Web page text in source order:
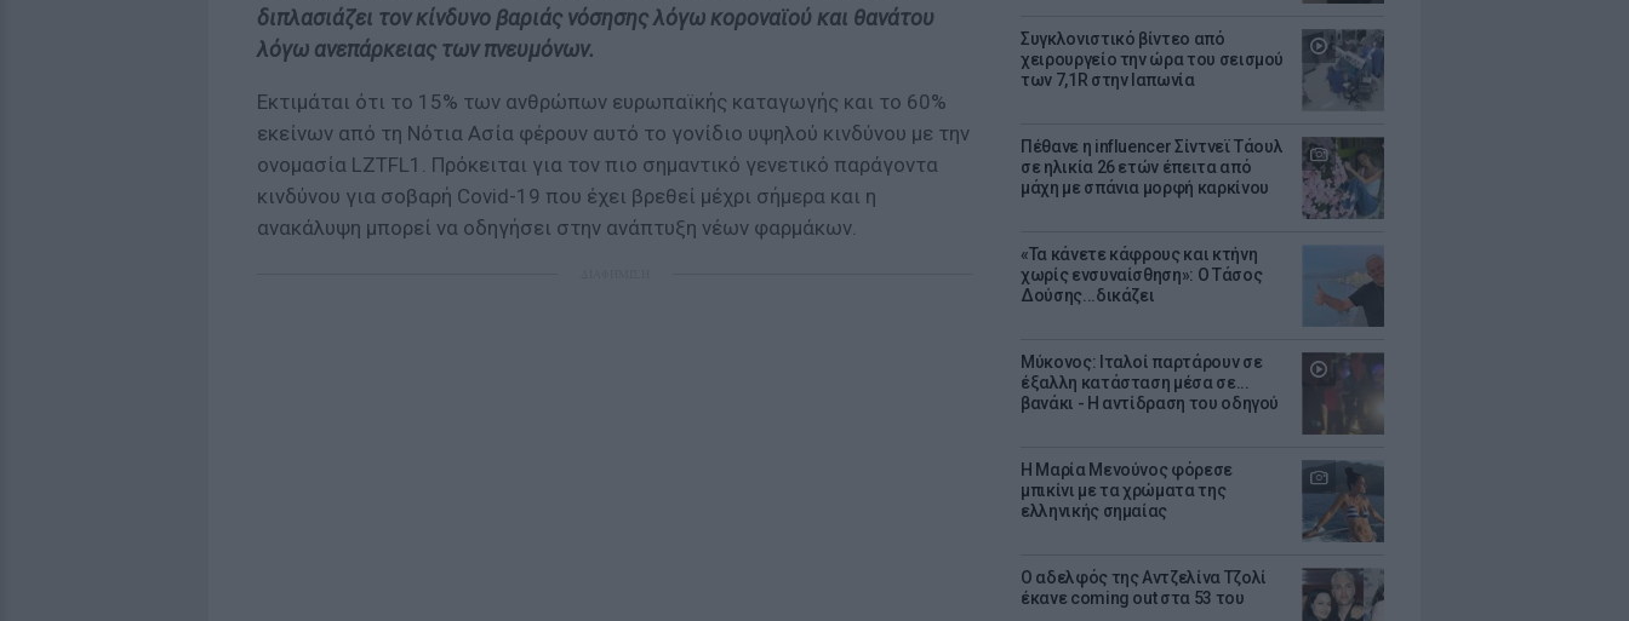
Συγκλονιστικό βίντεο από
χειρουργείο την ώρα του σεισμού
των 7,1R στην Ιαπωνία
Πέθανε η influencer Σίντνεϊ Τάουλ
σε ηλικία 26 ετών έπειτα από
μάχη με σπάνια μορφή καρκίνου
«Τα κάνετε κάφρους και κτήνη
χωρίς ενσυναίσθηση»: Ο Τάσος
Δούσης...δικάζει
Μύκονος: Ιταλοί παρτάρουν σε
έξαλλη κατάσταση μέσα σε...
βανάκι - Η αντίδραση του οδηγού
Η Μαρία Μενούνος φόρεσε
μπικίνι με τα χρώματα της
ελληνικής σημαίας
Ο αδελφός της Αντζελίνα Τζολί
έκανε coming out στα 53 του
διπλασιάζει τον κίνδυνο βαριάς νόσησης λόγω κοροναϊού και θανάτου
λόγω ανεπάρκειας των πνευμόνων.
Εκτιμάται ότι το 15% των ανθρώπων ευρωπαϊκής καταγωγής και το 60%
εκείνων από τη Νότια Ασία φέρουν αυτό το γονίδιο υψηλού κινδύνου με την
ονομασία LZTFL1. Πρόκειται για τον πιο σημαντικό γενετικό παράγοντα
κινδύνου για σοβαρή Covid-19 που έχει βρεθεί μέχρι σήμερα και η
ανακάλυψη μπορεί να οδηγήσει στην ανάπτυξη νέων φαρμάκων.